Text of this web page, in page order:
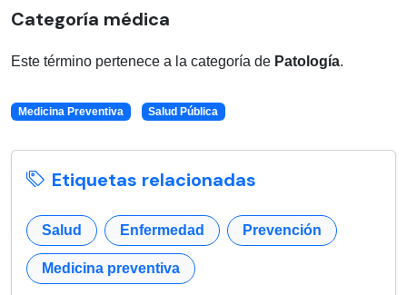
Categoría médica
Este término pertenece a la categoría de Patología.
Medicina Preventiva Salud Pública
Etiquetas relacionadas
Salud Enfermedad Prevención
Medicina preventiva